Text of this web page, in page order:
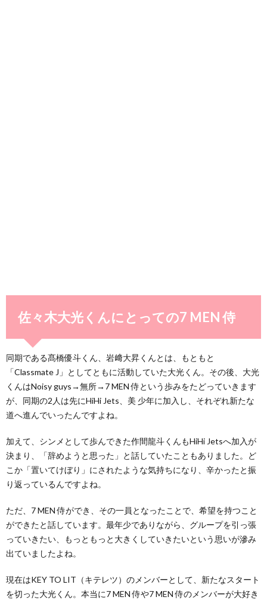
佐々木大光くんにとっての7 MEN 侍
同期である髙橋優斗くん、岩﨑大昇くんとは、もともと
「Classmate J」としてともに活動していた大光くん。その後、大光
くんはNoisy guys→無所→7 MEN 侍という歩みをたどっていきます
が、同期の2人は先にHiHi Jets、美 少年に加入し、それぞれ新たな
道へ進んでいったんですよね。
加えて、シンメとして歩んできた作間龍斗くんもHiHi Jetsへ加入が
決まり、「辞めようと思った」と話していたこともありました。ど
こか「置いてけぼり」にされたような気持ちになり、辛かったと振
り返っているんですよね。
ただ、7 MEN 侍ができ、その一員となったことで、希望を持つこと
ができたと話しています。最年少でありながら、グループを引っ張
っていきたい、もっともっと大きくしていきたいという思いが滲み
出ていましたよね。
現在はKEY TO LIT（キテレツ）のメンバーとして、新たなスタート
を切った大光くん。本当に7 MEN 侍や7 MEN 侍のメンバーが大好き